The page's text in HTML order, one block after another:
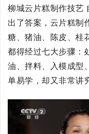
柳城云片糕制作技艺
出了答案，云片糕制
糖、猪油、陈皮、桂
都得经过七大步骤：
油、拌料、入模成型
单易学，却又非常讲